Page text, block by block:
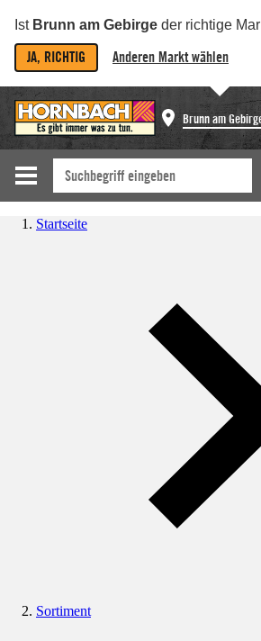
Ist Brunn am Gebirge der richtige
JA, RICHTIG Anderen Markt wählen
Brunn am
Startseite
Sortiment